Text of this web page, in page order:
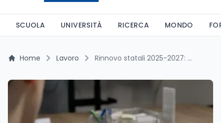
SCUOLA UNIVERSITÀ RICERCA MONDO
Home Lavoro Rinnovo statali 2025-2027: chi guadagna 221€ e chi 126